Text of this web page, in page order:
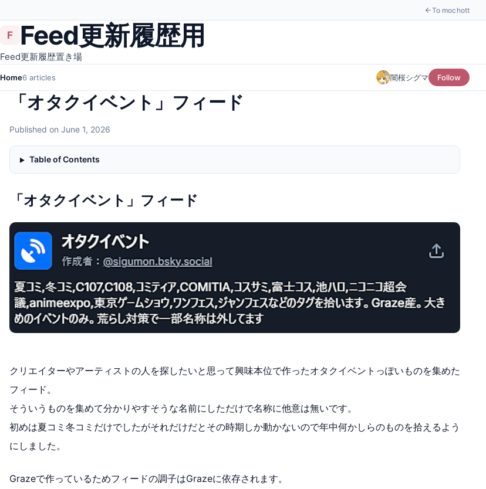
To mochott
F Feed更新履歴用
Feed更新履歴置き場
Home6 articles 闇桜シグマ Follow
「オタクイベント」フィード
Published on June 1, 2026
Table of Contents
「オタクイベント」フィード
クリエイターやアーティストの人を探したいと思って興味本位で作ったオタクイベントっぽいものを集めた
フィード。
そういうものを集めて分かりやすそうな名前にしただけで名称に他意は無いです。
初めは夏コミ冬コミだけでしたがそれだけだとその時期しか動かないので年中何かしらのものを拾えるよう
にしました。
Grazeで作っているためフィードの調子はGrazeに依存されます。